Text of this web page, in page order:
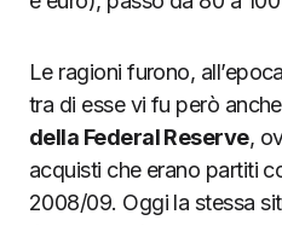
Le ragioni furono,
tra di esse vi fu però anche
della Federal Reserve,
acquisti che erano partiti
2008/09. Oggi la stessa